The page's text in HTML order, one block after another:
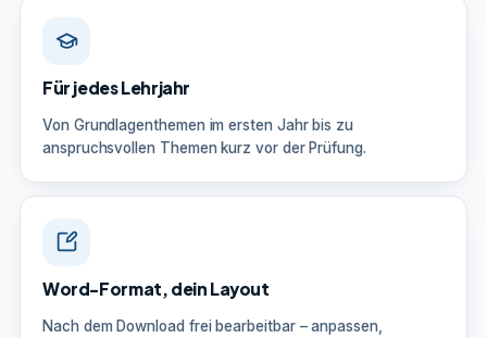
Für jedes Lehrjahr
Von Grundlagenthemen im ersten Jahr bis zu
anspruchsvollen Themen kurz vor der Prüfung.
Word-Format, dein Layout
Nach dem Download frei bearbeitbar – anpassen,